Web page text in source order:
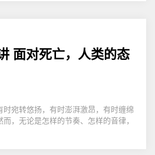
面对死亡，人类的态
时宛转悠扬，有时澎湃激昂，有时缠绵
，无论是怎样的节奏、怎样的音律，